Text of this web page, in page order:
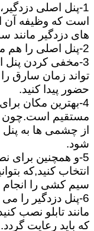
1-پنل اصلی
است که وظیفه آن
های دزدگیر مانند
2-پنل اصلی را هم میتوان به صورت مخفیانه نصب کرد.
3-مخفی کردن پنل
تواند زمان سارق
حضور پیدا کنید.
4-بهترین مکان
مستقیم است.چون
از چشمی ها به
شود.
5-و همچنین برای
انتخاب کنید,که
سیم کشی را انجام
6-پنل دزدگیر را می
مانند تابلو نصب
که باید رعایت گردد.